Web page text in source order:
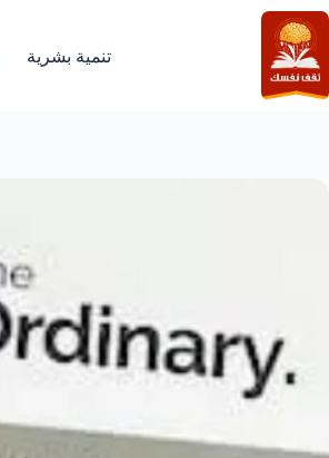
التجاوز
إلى
المحتوى
تنمية بشرية